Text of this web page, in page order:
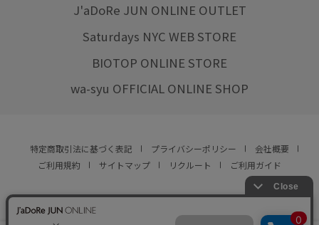
J'aDoRe JUN ONLINE OUTLET
Saturdays NYC WEB STORE
BIOTOP ONLINE STORE
wa-syu OFFICIAL ONLINE SHOP
特定商取引法に基づく表記 プライバシーポリシー
会社概要
ご利用規約
サイトマップ リクルート ご利用ガイド